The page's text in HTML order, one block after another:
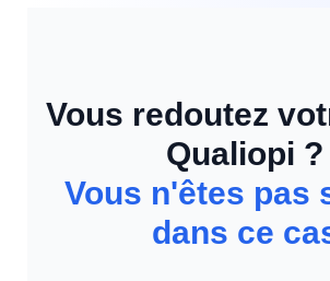
Vous redoutez
Qualiopi ?
Vous n'êtes pas
dans ce